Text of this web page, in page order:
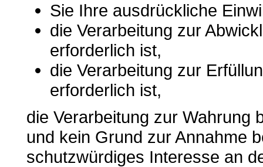
Sie Ihre ausdrückliche
die Verarbeitung zur
erforderlich ist,
die Verarbeitung zur
erforderlich ist,
die Verarbeitung zur Wahrung
und kein Grund zur Annahme
schutzwürdiges Interesse an